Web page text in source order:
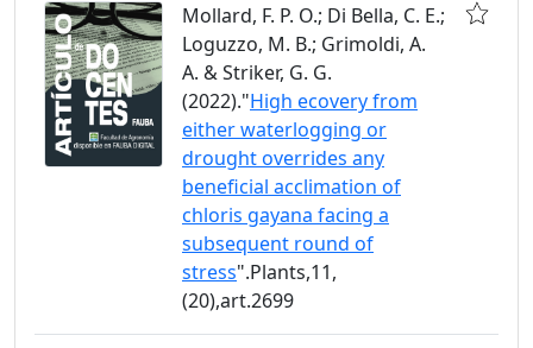
Mollard, F. P. O.; Di Bella, C. E.;
Loguzzo, M. B.; Grimoldi, A.
A. & Striker, G. G.
(2022)."High ecovery from
either waterlogging or
drought overrides any
beneficial acclimation of
chloris gayana facing a
subsequent round of
stress".Plants,11,
(20),art.2699